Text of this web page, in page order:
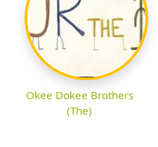
Okee Dokee Brothers
(The)